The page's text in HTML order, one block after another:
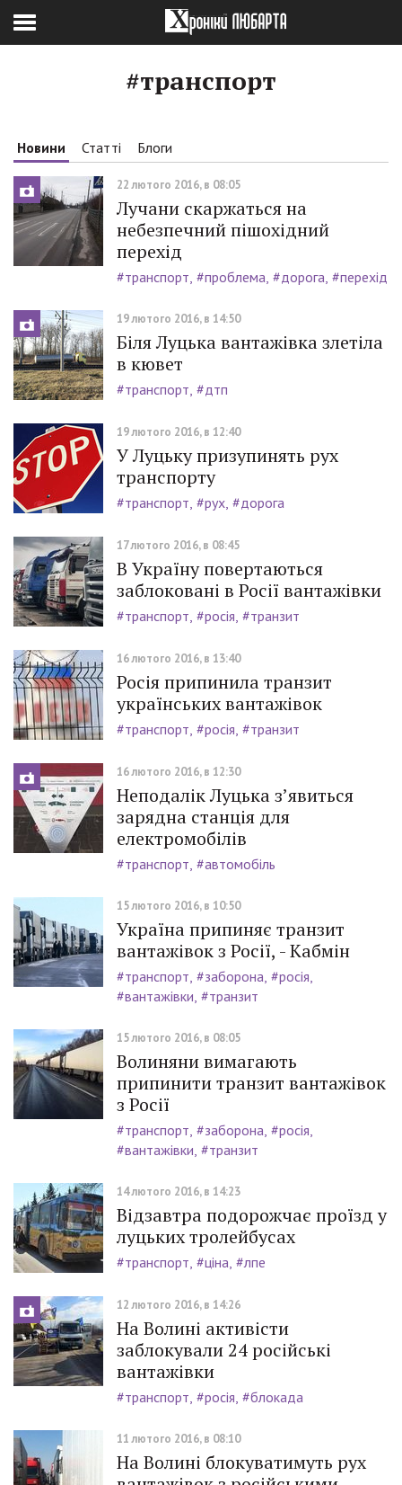
#транспорт
Новини Статті Блоги
22 лютого 2016, в 08:05
Лучани скаржаться на
небезпечний пішохідний
перехід
#транспорт #проблема #дорога #перехід
19 лютого 2016, в 14:50
Біля Луцька вантажівка злетіла
в кювет
#транспорт #дтп
19 лютого 2016, в 12:40
У Луцьку призупинять рух
транспорту
#транспорт #рух #дорога
17 лютого 2016, в 08:45
В Україну повертаються
заблоковані в Росії вантажівки
#транспорт #росія #транзит
16 лютого 2016, в 13:40
Росія припинила транзит
українських вантажівок
#транспорт #росія #транзит
16 лютого 2016, в 12:30
Неподалік Луцька з’явиться
зарядна станція для
електромобілів
#транспорт #автомобіль
15 лютого 2016, в 10:50
Україна припиняє транзит
вантажівок з Росії, - Кабмін
#транспорт #заборона #росія
#вантажівки #транзит
15 лютого 2016, в 08:05
Волиняни вимагають
припинити транзит вантажівок
з Росії
#транспорт #заборона #росія
#вантажівки #транзит
14 лютого 2016, в 14:23
Відзавтра подорожчає проїзд у
луцьких тролейбусах
#транспорт #ціна #лпе
12 лютого 2016, в 14:26
На Волині активісти
заблокували 24 російські
вантажівки
#транспорт #росія #блокада
11 лютого 2016, в 08:10
На Волині блокуватимуть рух